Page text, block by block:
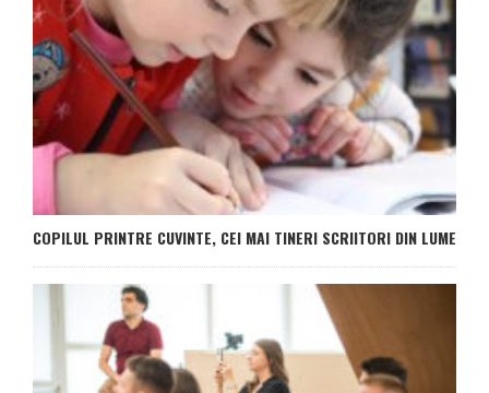
COPILUL PRINTRE CUVINTE, CEI MAI TINERI SCRIITORI DIN LUME